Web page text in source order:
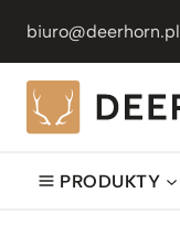
treści
biuro@deerhorn.pl
PRODUKTY